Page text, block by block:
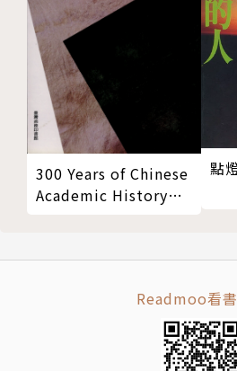
一），隨後陸續出版了《認識
（商周，二○二一）、《做你自
（商周，二○二一）。而第四
出版。
譯者簡介
周予安
宗教有濃厚的興趣，正在自學
卻養貓，希望有一天可以住在
300 Years of Chinese
Academic History
點
Readmoo看